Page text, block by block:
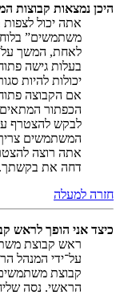
היכן נמצאות קבוצות
אתה יכול
משתמשים”
לאחת, המשך
בעלות גישה
יכולות להיות
אם הקבוצה
הכפתור
לבקש להצטרף
המשתמשים
אתה רוצה
דחה את בקשתך.
חזרה למעלה
כיצד אני הופך לראש
ראש קבוצת
על־ידי המנהל
קבוצת
הראשי. נסה